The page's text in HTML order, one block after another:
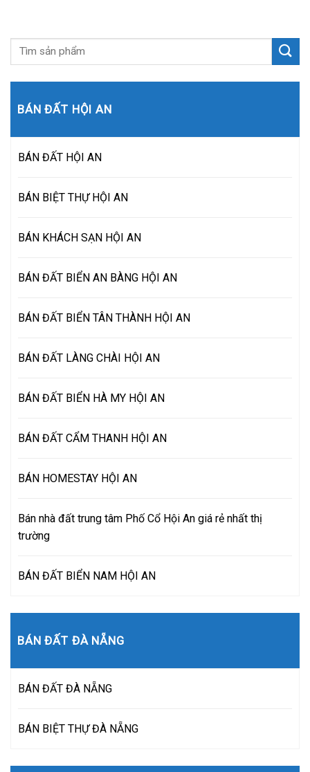
BÁN ĐẤT HỘI AN
BÁN ĐẤT HỘI AN
BÁN BIỆT THỰ HỘI AN
BÁN KHÁCH SẠN HỘI AN
BÁN ĐẤT BIỂN AN BÀNG HỘI AN
BÁN ĐẤT BIỂN TÂN THÀNH HỘI AN
BÁN ĐẤT LÀNG CHÀI HỘI AN
BÁN ĐẤT BIỂN HÀ MY HỘI AN
BÁN ĐẤT CẨM THANH HỘI AN
BÁN HOMESTAY HỘI AN
Bán nhà đất trung tâm Phố Cổ Hội An giá rẻ nhất thị
trường
BÁN ĐẤT BIỂN NAM HỘI AN
BÁN ĐẤT ĐÀ NẴNG
BÁN ĐẤT ĐÀ NẴNG
BÁN BIỆT THỰ ĐÀ NẴNG